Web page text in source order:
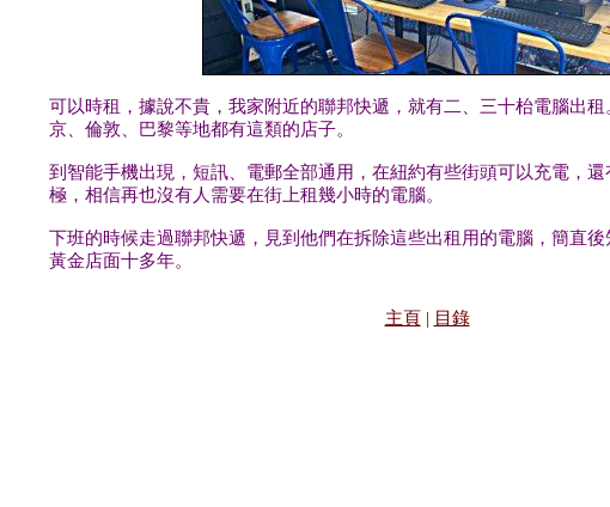
可以時租，據說不貴，我家附近的聯邦快遞，就有二、三十枱電腦出
京、倫敦、巴黎等地都有這類的店子。
到智能手機出現，短訊、電郵全部通用，在紐約有些街頭可以充電，
極，相信再也沒有人需要在街上租幾小時的電腦。
下班的時候走過聯邦快遞，見到他們在拆除這些出租用的電腦，簡直
黃金店面十多年。
主頁| 目錄